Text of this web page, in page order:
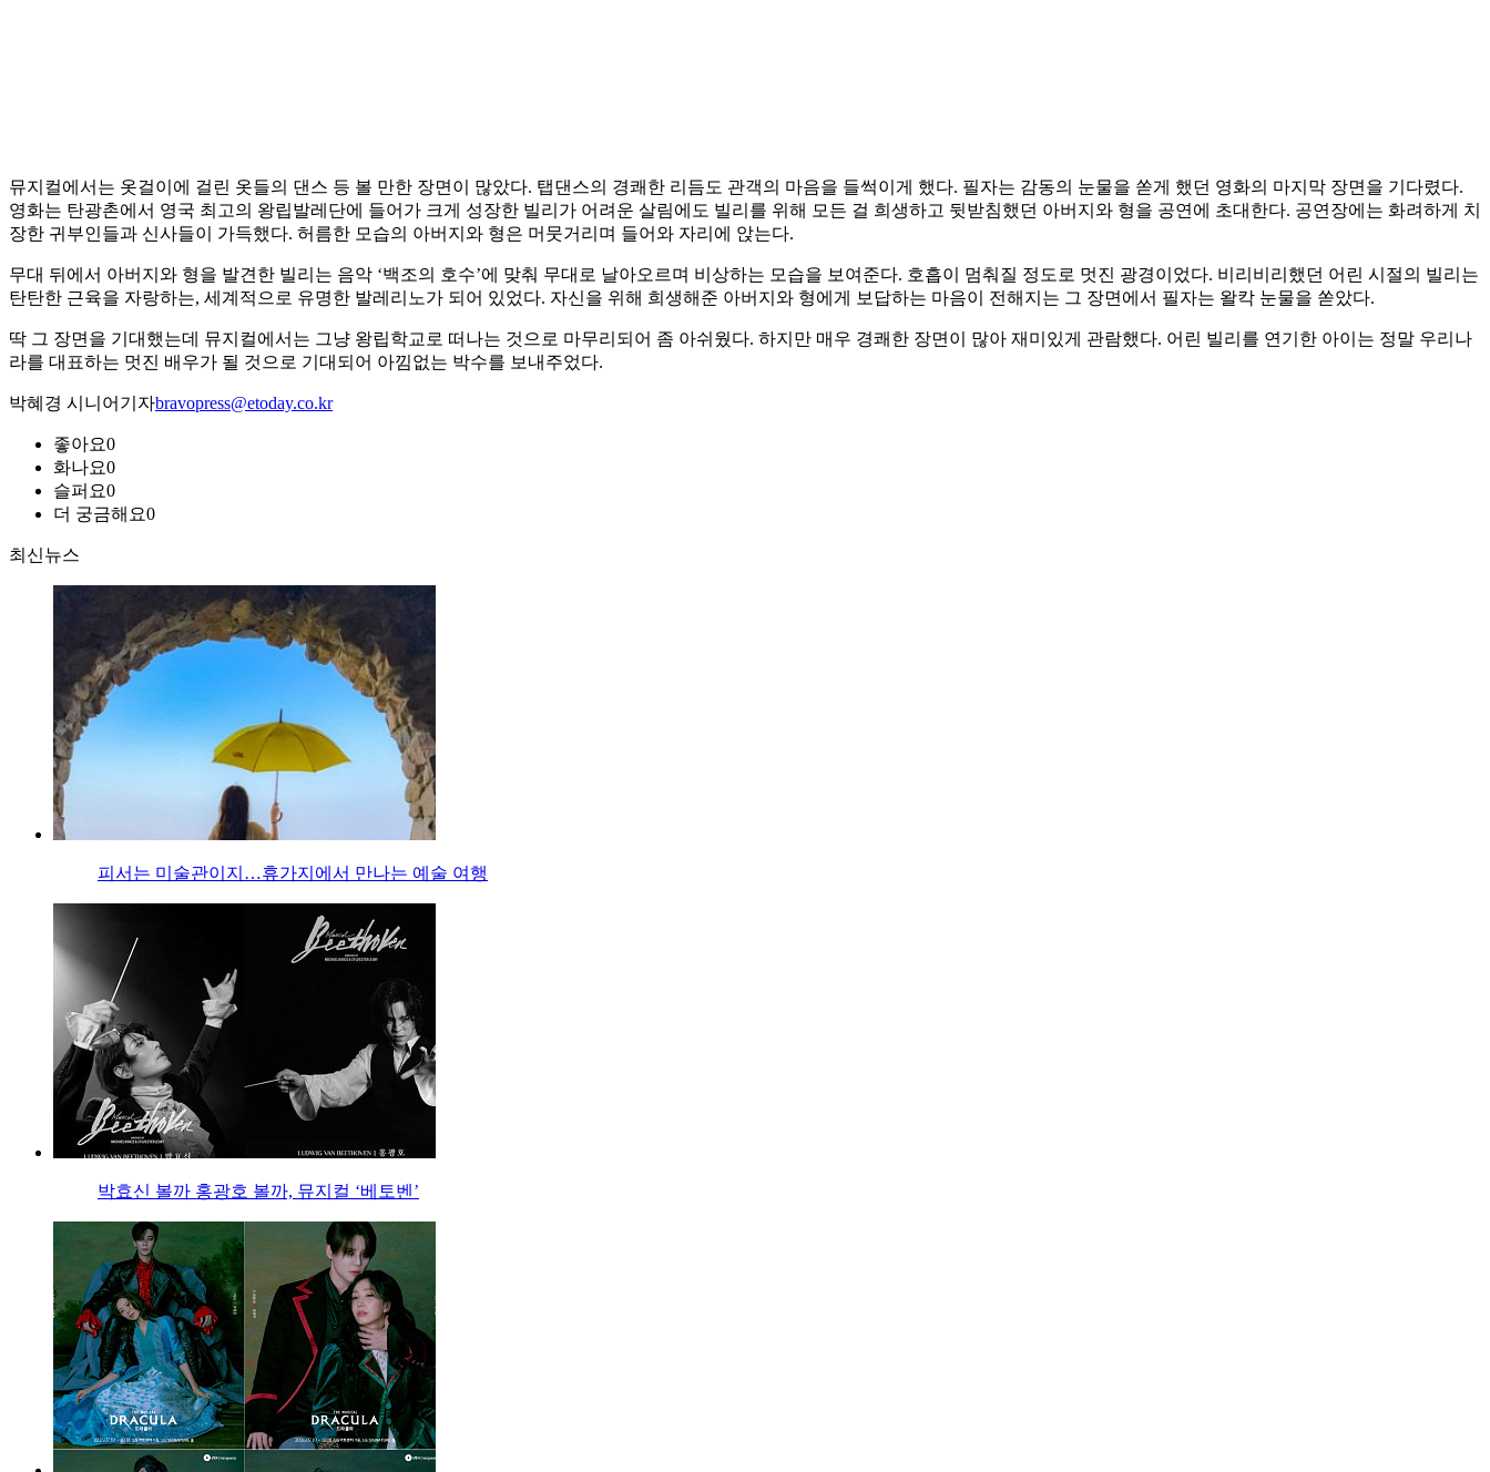
뮤지컬에서는 옷걸이에 걸린 옷들의 댄스 등 볼 만한 장면이 많았다. 탭댄스의 경쾌한 리듬도 관객의 마음을 들썩이게 했다. 필자는 감동의 눈물을 쏟게 했던 영화의 마지막 장면을 기다렸다.
영화는 탄광촌에서 영국 최고의 왕립발레단에 들어가 크게 성장한 빌리가 어려운 살림에도 빌리를 위해 모든 걸 희생하고 뒷받침했던 아버지와 형을 공연에 초대한다. 공연장에는 화려하게 치
장한 귀부인들과 신사들이 가득했다. 허름한 모습의 아버지와 형은 머뭇거리며 들어와 자리에 앉는다.
무대 뒤에서 아버지와 형을 발견한 빌리는 음악 ‘백조의 호수’에 맞춰 무대로 날아오르며 비상하는 모습을 보여준다. 호흡이 멈춰질 정도로 멋진 광경이었다. 비리비리했던 어린 시절의 빌리는
탄탄한 근육을 자랑하는, 세계적으로 유명한 발레리노가 되어 있었다. 자신을 위해 희생해준 아버지와 형에게 보답하는 마음이 전해지는 그 장면에서 필자는 왈칵 눈물을 쏟았다.
딱 그 장면을 기대했는데 뮤지컬에서는 그냥 왕립학교로 떠나는 것으로 마무리되어 좀 아쉬웠다. 하지만 매우 경쾌한 장면이 많아 재미있게 관람했다. 어린 빌리를 연기한 아이는 정말 우리나
라를 대표하는 멋진 배우가 될 것으로 기대되어 아낌없는 박수를 보내주었다.
박혜경 시니어기자bravopress@etoday.co.kr
좋아요0
화나요0
슬퍼요0
더 궁금해요0
최신뉴스
피서는 미술관이지…휴가지에서 만나는 예술 여행
박효신 볼까 홍광호 볼까, 뮤지컬 ‘베토벤’